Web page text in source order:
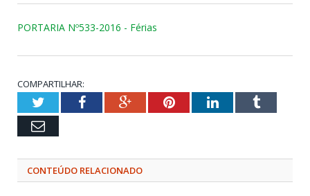
PORTARIA Nº533-2016 - Férias
COMPARTILHAR:
TwitterFacebookGoogle+PinterestLinkedInTumblr
Email
CONTEÚDO RELACIONADO